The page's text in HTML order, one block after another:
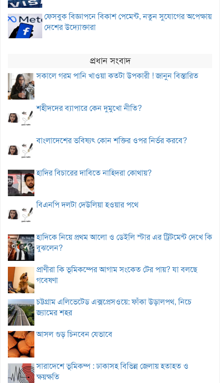
ফেসবুক বিজ্ঞাপনে বিকাশ পেমেন্ট, নতুন সুযোগের অপেক্ষায়
দেশের উদ্যোক্তারা
প্রধান সংবাদ
সকালে গরম পানি খাওয়া কতটা উপকারী ! জানুন বিস্তারিত
শহীদদের ব্যাপারে কেন দুমুখো নীতি?
বাংলাদেশের ভবিষ্যৎ কোন শক্তির ওপর নির্ভর করবে?
হাদির বিচারের দাবিতে নাহিদরা কোথায়?
বিএনপি দলটা দেউলিয়া হওয়ার পথে
হাদিকে নিয়ে প্রথম আলো ও ডেইলি স্টার এর ট্রিটমেন্ট দেখে কি
বুঝলেন?
প্রাণীরা কি ভূমিকম্পের আগাম সংকেত টের পায়? যা বলছে
গবেষণা
চট্টগ্রাম এলিভেটেড এক্সপ্রেসওয়ে: ফাঁকা উড়ালপথ, নিচে
জ্যামের শহর
আসল গুড় চিনবেন যেভাবে
সারাদেশে ভূমিকম্প : ঢাকাসহ বিভিন্ন জেলায় হতাহত ও
ক্ষয়ক্ষতি